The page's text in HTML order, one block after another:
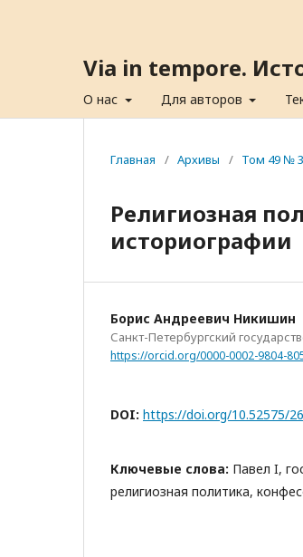
Via in tempore.
О нас Для авторов
Главная / Архивы / Том 49 №
Религиозная
историографии
Борис Андреевич Никишин
Санкт-Петербургский
https://orcid.org/0000-0002-9804-
DOI: https://doi.org/10.52575/
Ключевые слова: Павел I,
религиозная политика,